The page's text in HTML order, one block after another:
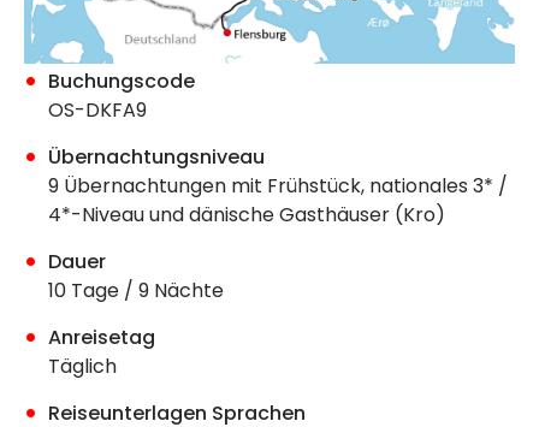
Buchungscode
OS-DKFA9
Übernachtungsniveau
9 Übernachtungen mit Frühstück, nationales 3* /
4*-Niveau und dänische Gasthäuser (Kro)
Dauer
10 Tage / 9 Nächte
Anreisetag
Täglich
Reiseunterlagen Sprachen